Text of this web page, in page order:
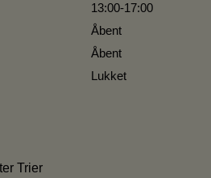
13:00-17:00
Åbent
Åbent
Lukket
Trier